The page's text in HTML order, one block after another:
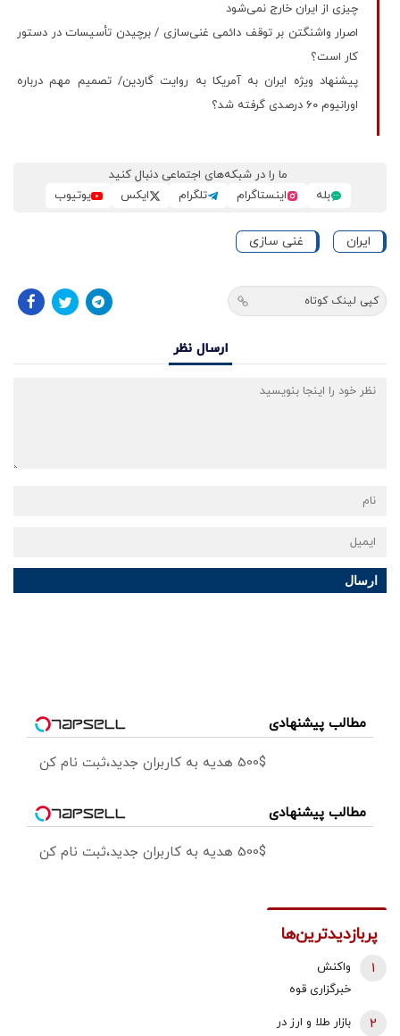
چیزی از ایران خارج نمی‌شود
اصرار واشنگتن بر توقف دائمی غنی‌سازی / برچیدن تأسیسات در دستور
کار است؟
پیشنهاد ویژه ایران به آمریکا به روایت گاردین/ تصمیم مهم درباره
اورانیوم ۶۰ درصدی گرفته شد؟
ما را در شبکه‌های اجتماعی دنبال کنید
بله
اینستاگرام تلگرام ایکس یوتیوب
ایران غنی سازی
کپی لینک کوتاه
ارسال نظر
ارسال
مطالب پیشنهادی
500$ هدیه به کاربران جدید،ثبت نام کن
مطالب پیشنهادی
500$ هدیه به کاربران جدید،ثبت نام کن
پربازدیدترین‌ها
واکنش
خبرگزاری قوه
1
بازار طلا و ارز در 2